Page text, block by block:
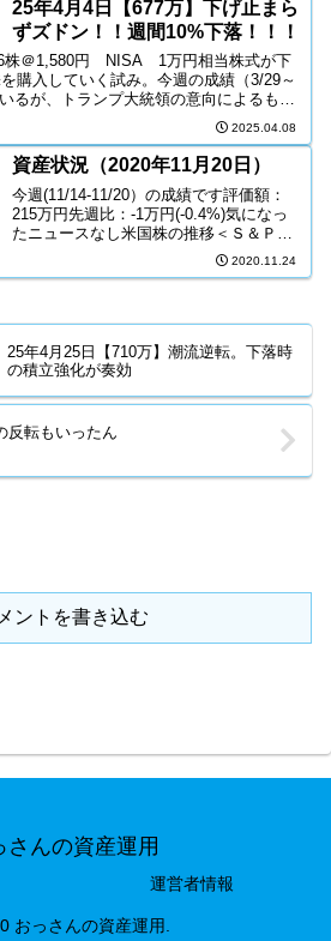
25年4月4日【677万】下げ止まら
ずズドン！！週間10%下落！！！
株＠1,580円 NISA 1万円相当株式が下
購入していく試み。今週の成績（3/29～
るが、トランプ大統領の意向によるもの
2025.04.08
資産状況（2020年11月20日）
今週(11/14-11/20）の成績です評価額：
215万円先週比：-1万円(-0.4%)気になっ
たニュースなし米国株の推移＜Ｓ＆Ｐ
500 日足 3カ月＞ 先週比：
3,585⇒3,557(-0.8%)＜NASDAQ 日足
2020.11.24
25年4月25日【710万】潮流逆転。下落時
の積立強化が奏効
反転もいったん
ントを書き込む
さんの資産運用
運営者情報
おっさんの資産運用.